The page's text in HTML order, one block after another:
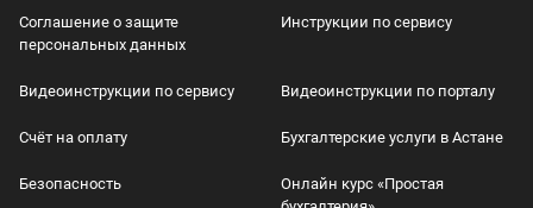
Соглашение о защите
персональных данных
Инструкции по сервису
Видеоинструкции по сервису Видеоинструкции по порталу
Счёт на оплату Бухгалтерские услуги в Астане
Безопасность
Онлайн курс «Простая